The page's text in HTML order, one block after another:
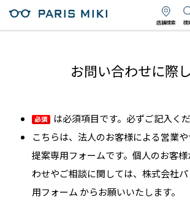
店舗検索 検
お問い合わせに際
は必須項目です。必ずご記入くだ
こちらは、法人のお客様による営業
提案専用フォームです。個人のお客
わせやご相談に関しては、株式会社
用フォーム からお願いいたします。